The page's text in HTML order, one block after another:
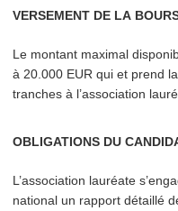
VERSEMENT DE LA
Le montant maximal
à 20.000 EUR qui et prend
tranches à l’association
OBLIGATIONS DU
L’as­so­ci­a­tion lauréate
national un rapport détaillé